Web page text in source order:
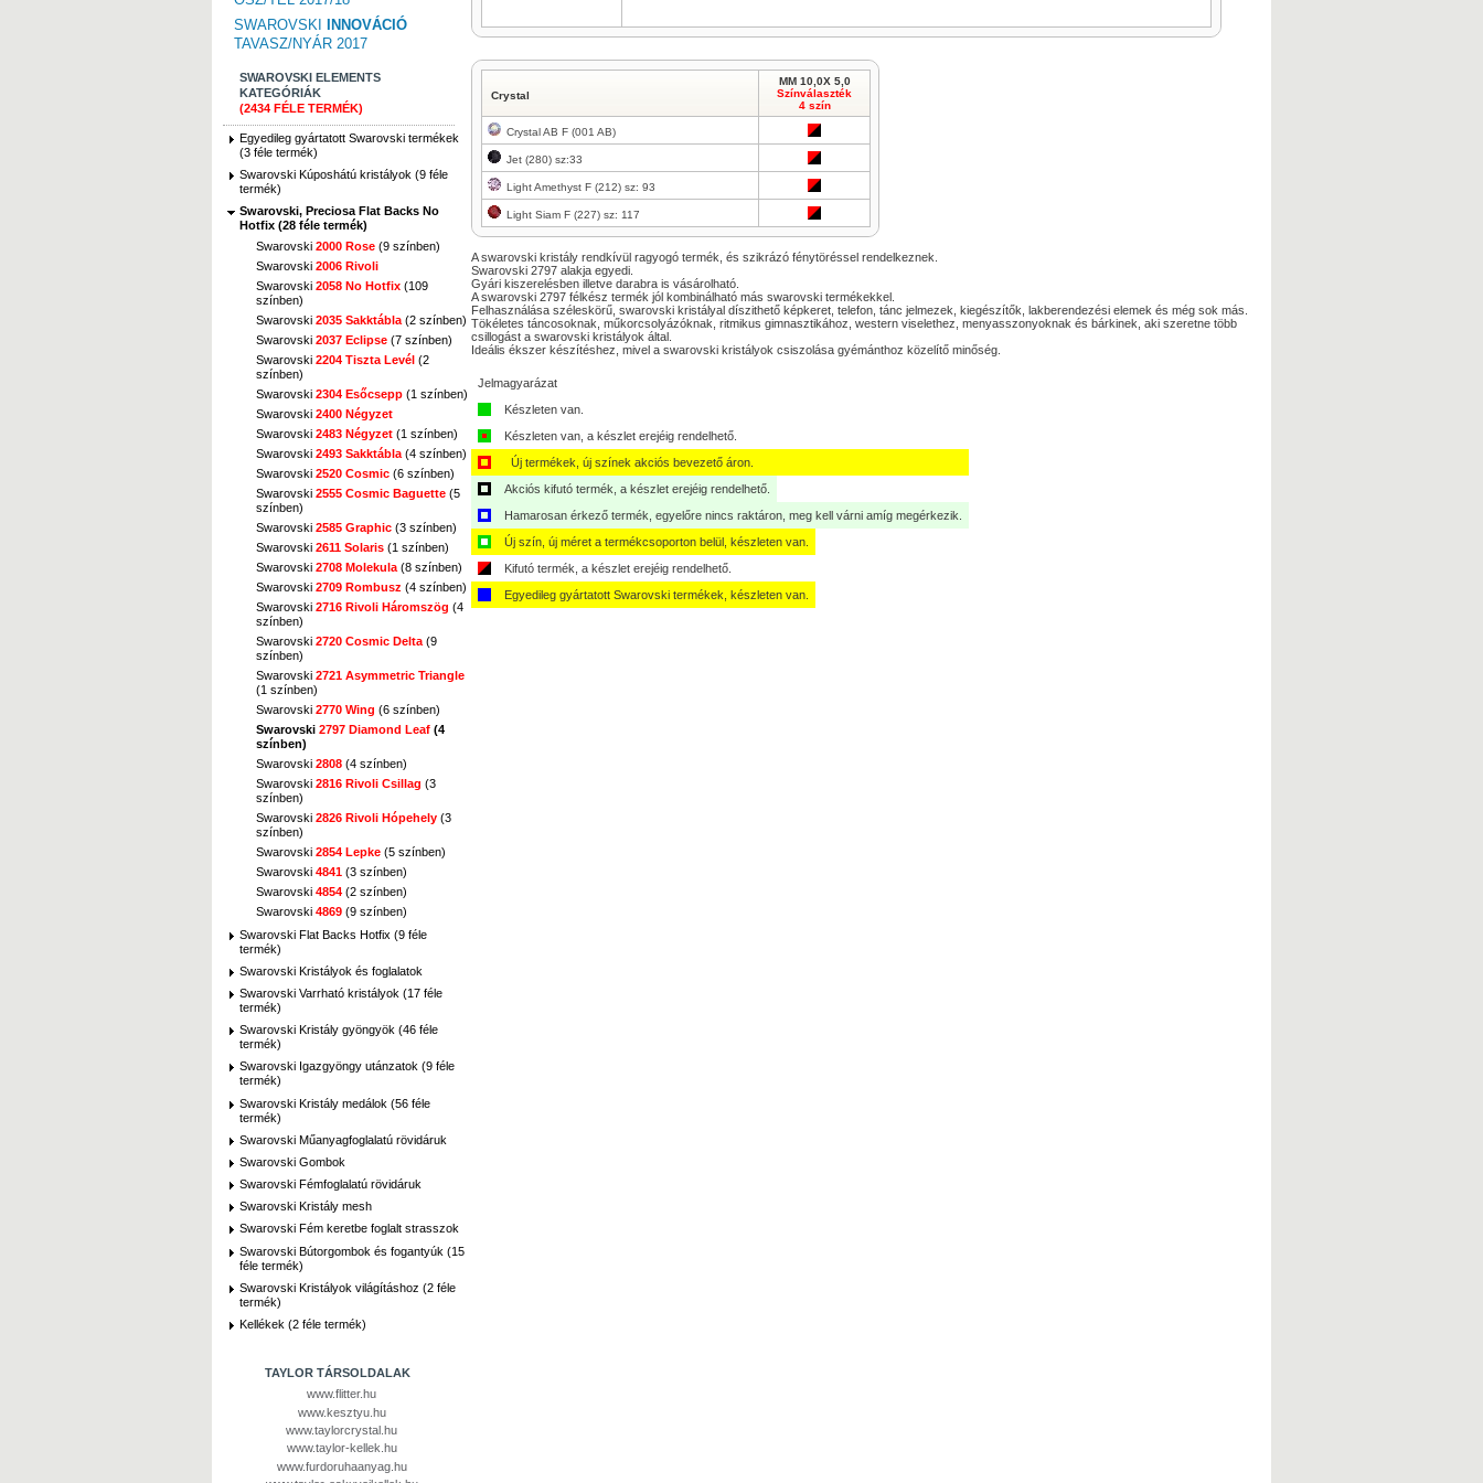
SWAROVSKI
INNOVÁCIÓ
TAVASZ/NYÁR 2017
SWAROVSKI ELEMENTS
KATEGÓRIÁK
(2434 FÉLE TERMÉK)
Egyedileg gyártatott Swarovski termékek
(3 féle termék)
Swarovski Kúposhátú kristályok (9 féle
termék)
Swarovski, Preciosa Flat Backs No
Hotfix (28 féle termék)
Swarovski 2000 Rose (9 színben)
Swarovski 2006 Rivoli
Swarovski 2058 No Hotfix (109
színben)
Swarovski 2035 Sakktábla (2 színben)
Swarovski 2037 Eclipse (7 színben)
Swarovski 2204 Tiszta Levél (2
színben)
Swarovski 2304 Esőcsepp (1 színben)
Swarovski 2400 Négyzet
Swarovski 2483 Négyzet (1 színben)
Swarovski 2493 Sakktábla (4 színben)
Swarovski 2520 Cosmic (6 színben)
Swarovski 2555 Cosmic Baguette (5
színben)
Swarovski 2585 Graphic (3 színben)
Swarovski 2611 Solaris (1 színben)
Swarovski 2708 Molekula (8 színben)
Swarovski 2709 Rombusz (4 színben)
Swarovski 2716 Rivoli Háromszög (4
színben)
Swarovski 2720 Cosmic Delta (9
színben)
Swarovski 2721 Asymmetric Triangle
(1 színben)
Swarovski 2770 Wing (6 színben)
Swarovski 2797 Diamond Leaf (4
színben)
Swarovski 2808 (4 színben)
Swarovski 2816 Rivoli Csillag (3
színben)
Swarovski 2826 Rivoli Hópehely (3
színben)
Swarovski 2854 Lepke (5 színben)
Swarovski 4841 (3 színben)
Swarovski 4854 (2 színben)
Swarovski 4869 (9 színben)
Swarovski Flat Backs Hotfix (9 féle
termék)
Swarovski Kristályok és foglalatok
Swarovski Varrható kristályok (17 féle
termék)
Swarovski Kristály gyöngyök (46 féle
termék)
Swarovski Igazgyöngy utánzatok (9 féle
termék)
Swarovski Kristály medálok (56 féle
termék)
Swarovski Műanyagfoglalatú rövidáruk
Swarovski Gombok
Swarovski Fémfoglalatú rövidáruk
Swarovski Kristály mesh
Swarovski Fém keretbe foglalt strasszok
Swarovski Bútorgombok és fogantyúk (15
féle termék)
Swarovski Kristályok világításhoz (2 féle
termék)
Kellékek (2 féle termék)
TAYLOR TÁRSOLDALAK
www.flitter.hu
www.kesztyu.hu
www.taylorcrystal.hu
www.taylor-kellek.hu
www.furdoruhaanyag.hu
Crystal
MM 10,0X 5,0
Színválaszték
4 szín
Crystal AB F (001 AB)
Jet (280) sz:33
Light Amethyst F (212) sz: 93
Light Siam F (227) sz: 117
A swarovski kristály rendkívül ragyogó termék, és szikrázó fénytöréssel rendelkeznek.
Swarovski 2797 alakja egyedi.
Gyári kiszerelésben illetve darabra is vásárolható.
A swarovski 2797 félkész termék jól kombinálható más swarovski termékekkel.
Felhasználása széleskörű, swarovski kristályal díszithető képkeret, telefon, tánc jelmezek, kiegészítők, lakberendezési elemek és még sok más.
Tökéletes táncosoknak, műkorcsolyázóknak, ritmikus gimnasztikához, western viselethez, menyasszonyoknak és bárkinek, aki szeretne több
csillogást a swarovski kristályok által.
Ideális ékszer készítéshez, mivel a swarovski kristályok csiszolása gyémánthoz közelítő minőség.
Jelmagyarázat
Készleten van.
Készleten van, a készlet erejéig rendelhető.
Új termékek, új színek akciós bevezető áron.
Akciós kifutó termék, a készlet erejéig rendelhető.
Hamarosan érkező termék, egyelőre nincs raktáron, meg kell várni amíg megérkezik.
Új szín, új méret a termékcsoporton belül, készleten van.
Kifutó termék, a készlet erejéig rendelhető.
Egyedileg gyártatott Swarovski termékek, készleten van.